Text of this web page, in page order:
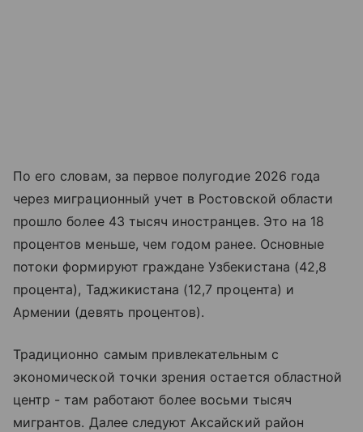
По его словам, за первое полугодие 2026 года
через миграционный учет в Ростовской области
прошло более 43 тысяч иностранцев. Это на 18
процентов меньше, чем годом ранее. Основные
потоки формируют граждане Узбекистана (42,8
процента), Таджикистана (12,7 процента) и
Армении (девять процентов).
Традиционно самым привлекательным с
экономической точки зрения остается областной
центр - там работают более восьми тысяч
мигрантов. Далее следуют Аксайский район